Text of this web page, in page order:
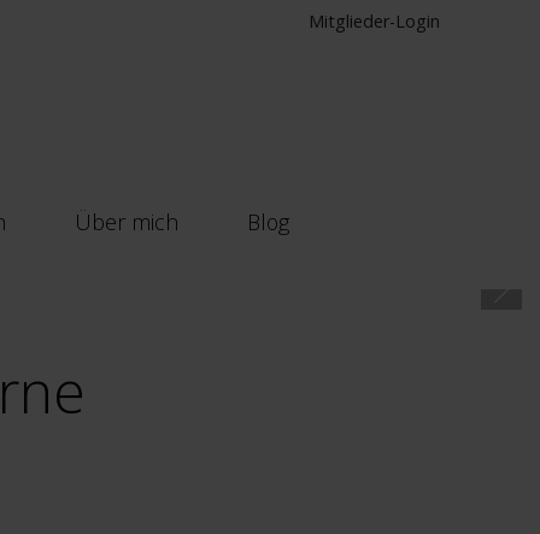
Mitglieder-Login
Über mich Blog